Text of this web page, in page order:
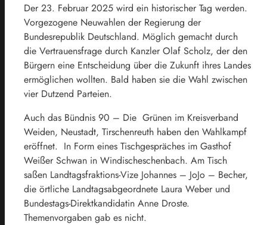
Der 23. Februar 2025 wird ein historischer Tag werden.
Vorgezogene Neuwahlen der Regierung der
Bundesrepublik Deutschland. Möglich gemacht durch
die Vertrauensfrage durch Kanzler Olaf Scholz, der den
Bürgern eine Entscheidung über die Zukunft ihres Landes
ermöglichen wollten. Bald haben sie die Wahl zwischen
vier Dutzend Parteien.
Auch das Bündnis 90 – Die Grünen im Kreisverband
Weiden, Neustadt, Tirschenreuth haben den Wahlkampf
eröffnet. In Form eines Tischgespräches im Gasthof
Weißer Schwan in Windischeschenbach. Am Tisch
saßen Landtagsfraktions-Vize Johannes – JoJo – Becher,
die örtliche Landtagsabgeordnete Laura Weber und
Bundestags-Direktkandidatin Anne Droste.
Themenvorgaben gab es nicht.